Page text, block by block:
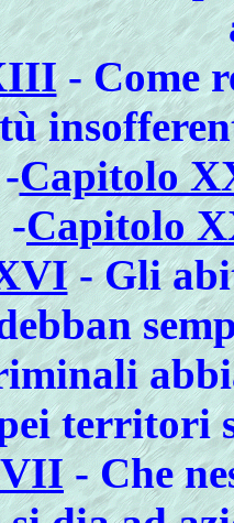
- Come
-Capitolo
-Capitolo
- Gli
territori
- Che